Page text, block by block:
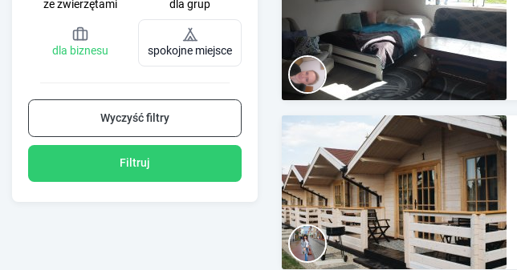
e
s
.
ze zwierzętami dla grup
dla biznesu spokojne miejsce
Wyczyść filtry
Filtruj